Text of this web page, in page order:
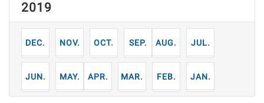
2019
12月 11月 10月 9月 8月 7月
6月 5月 4月 3月 2月 1月